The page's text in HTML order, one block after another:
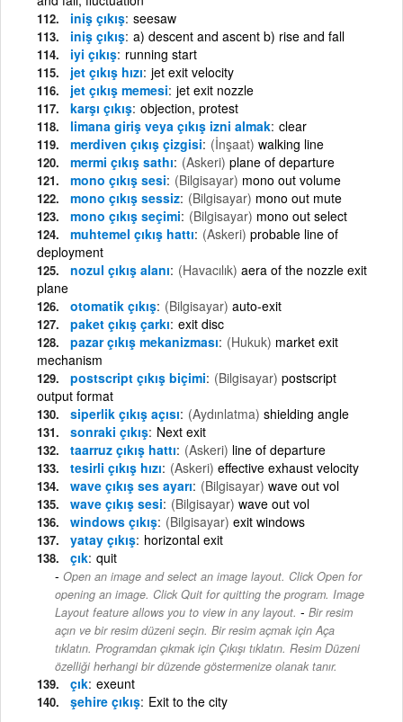
iniş çıkış seesaw
iniş çıkış a) descent and ascent b) rise and fall
iyi çıkış running start
jet çıkış hızı jet exit velocity
jet çıkış memesi jet exit nozzle
karşı çıkış objection, protest
limana giriş veya çıkış izni almak clear
merdiven çıkış çizgisi (İnşaat) walking line
mermi çıkış sathı (Askeri) plane of departure
mono çıkış sesi (Bilgisayar) mono out volume
mono çıkış sessiz (Bilgisayar) mono out mute
mono çıkış seçimi (Bilgisayar) mono out select
muhtemel çıkış hattı (Askeri) probable line of
deployment
nozul çıkış alanı (Havacılık) aera of the nozzle exit
plane
otomatik çıkış (Bilgisayar) auto-exit
paket çıkış çarkı exit disc
pazar çıkış mekanizması (Hukuk) market exit
mechanism
postscript çıkış biçimi (Bilgisayar) postscript
output format
siperlik çıkış açısı (Aydınlatma) shielding angle
sonraki çıkış Next exit
taarruz çıkış hattı (Askeri) line of departure
tesirli çıkış hızı (Askeri) effective exhaust velocity
wave çıkış ses ayarı (Bilgisayar) wave out vol
wave çıkış sesi (Bilgisayar) wave out vol
windows çıkış (Bilgisayar) exit windows
yatay çıkış horizontal exit
çık quit
Open an image and select an image layout. Click Open for
opening an image. Click Quit for quitting the program. Image
Layout feature allows you to view in any layout. - Bir resim
açın ve bir resim düzeni seçin. Bir resim açmak için Aça
tıklatın. Programdan çıkmak için Çıkışı tıklatın. Resim Düzeni
özelliği herhangi bir düzende göstermenize olanak tanır.
çık exeunt
şehire çıkış Exit to the city